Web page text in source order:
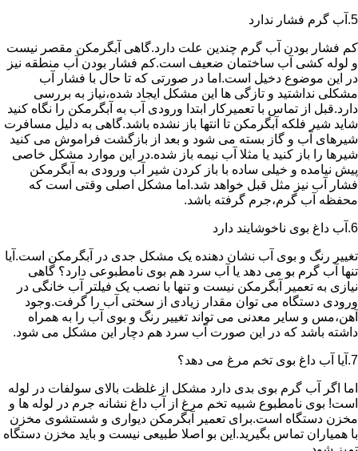
5.آب گرم فشار ندارد
کم فشار بودن آب گرم چندین علت دارد.گاهی آبگرمکن مقصر نیست
و لوله کشی آب ساختمان ضعیف است.کم فشار بودن آب منطقه نیز
در این موضوع دخیل است.اما در صورتی که تا حال با فشار آب
مشکلی نداشتید و تازگی ها این مشکل ایجاد شده،نیاز به بررسی
دارد.قبل از تماس با تعمیرکار ابتدا ورودی آب به آبگرمکن را نگاه کنید
شاید شیر فلکه آبگرمکن تا انتها باز نشده باشد.گاهی به دلیل مسافرت
شیرهای آب و گاز بسته می شود و بعد از بازگشت فراموش می کنید
شیرها را باز کنید یا مثلا آب نیمه باز شده.در این موارد مشکل خاصی
پیش نیامده و خیلی ساده با باز کردن شیر آب ورودی به آبگرمکن
فشار آب نیز مثل قبل خواهد شد.اما مشکل اصلی وقتی است که
محفظه آب گرم،جرم گرفته باشد.
6.آب داغ بوی ناخوشایند دارد
تغییر رنگ و بوی آب نشان دهنده یک مشکل جدی در آبگرمکن است.آیا
تنها آب گرم بو می دهد یا آب سرد هم بوی نامطبوعی دارد؟ گاهی
نیازی به تعمیر آبگرمکن نیست و تنها با نصب یک فیلتر آب خانگی در
ورودی دستگاه می توان مقدار زیادی از سختی آب را گرفت.وجود
آهن،مس و سایر معدنی می تواند تغییر رنگ و بوی آب را به همراه
داشته باشد که در این صورت آب سرد هم دچار این مشکل می شود.
7.آیا آب داغ بوی تخم مرغ می دهد؟
اما اگر آب گرم بوی بدی دارد مشکل از غلظت بالای سولفات در لوله
است! بوی نامطبوع شبیه تخم مرغ از آب داغ نشانه جرم در لوله ها و
مخزن دستگاه است.برای تعمیر آبگرمکن دیواری و شستشوی مخزن
با همیاران تماس بگیرید.این بو اصلا طبیعی نیست و باید مخزن دستگاه